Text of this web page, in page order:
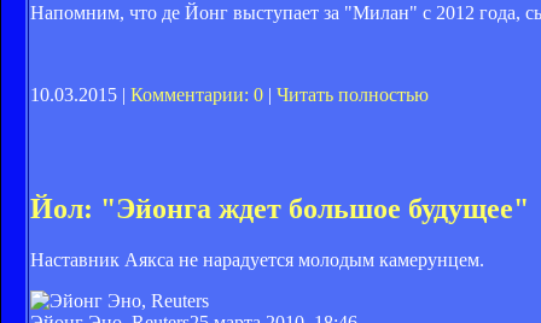
Напомним, что де Йонг выступает за "Милан" с 2012 года,
10.03.2015 | Комментарии: 0 | Читать полностью
Йол: "Эйонга ждет большое будущее"
Наставник Аякса не нарадуется молодым камерунцем.